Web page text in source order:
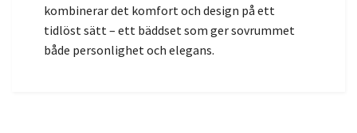
kombinerar det komfort och design på ett
tidlöst sätt – ett bäddset som ger sovrummet
både personlighet och elegans.